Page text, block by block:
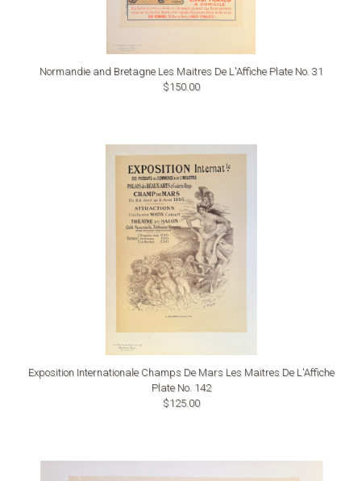
Normandie and Bretagne Les Maitres De L'Affiche Plate No. 31
$150.00
Exposition Internationale Champs De Mars Les Maitres De L'Affiche
Plate No. 142
$125.00